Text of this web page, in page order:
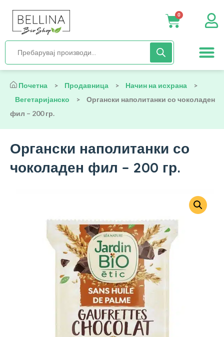
0
Почетна > Продавница > Начин на исхрана
>
Вегетаријанско
>
Органски наполитанки со чоколаден
фил – 200 гр.
Органски наполитанки со
чоколаден фил – 200 гр.